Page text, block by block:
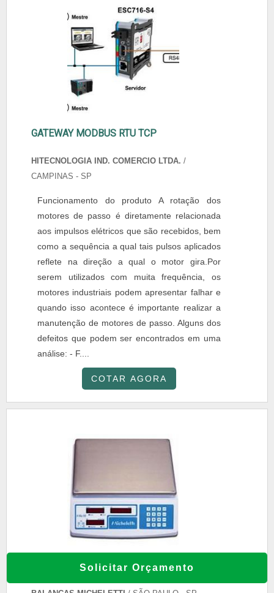
GATEWAY MODBUS RTU TCP
HITECNOLOGIA IND. COMERCIO LTDA. /
CAMPINAS - SP
Funcionamento do produto A rotação dos
motores de passo é diretamente relacionada
aos impulsos elétricos que são recebidos, bem
como a sequência a qual tais pulsos aplicados
reflete na direção a qual o motor gira.Por
serem utilizados com muita frequência, os
motores industriais podem apresentar falhar e
quando isso acontece é importante realizar a
manutenção de motores de passo. Alguns dos
defeitos que podem ser encontrados em uma
análise: - F....
COTAR AGORA
BALANÇA COMPUTADORA COMERCIAL
Solicitar Orçamento